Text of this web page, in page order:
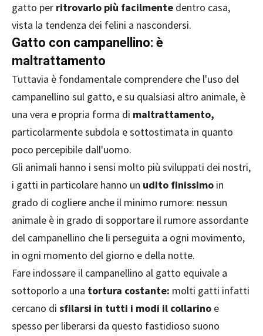
gatto per ritrovarlo più facilmente dentro casa,
vista la tendenza dei felini a nascondersi.
Gatto con campanellino: è
maltrattamento
Tuttavia è fondamentale comprendere che l'uso del
campanellino sul gatto, e su qualsiasi altro animale, è
una vera e propria forma di maltrattamento,
particolarmente subdola e sottostimata in quanto
poco percepibile dall'uomo.
Gli animali hanno i sensi molto più sviluppati dei nostri,
i gatti in particolare hanno un udito finissimo in
grado di cogliere anche il minimo rumore: nessun
animale è in grado di sopportare il rumore assordante
del campanellino che li perseguita a ogni movimento,
in ogni momento del giorno e della notte.
Fare indossare il campanellino al gatto equivale a
sottoporlo a una tortura costante: molti gatti infatti
cercano di sfilarsi in tutti i modi il collarino e
spesso per liberarsi da questo fastidioso suono